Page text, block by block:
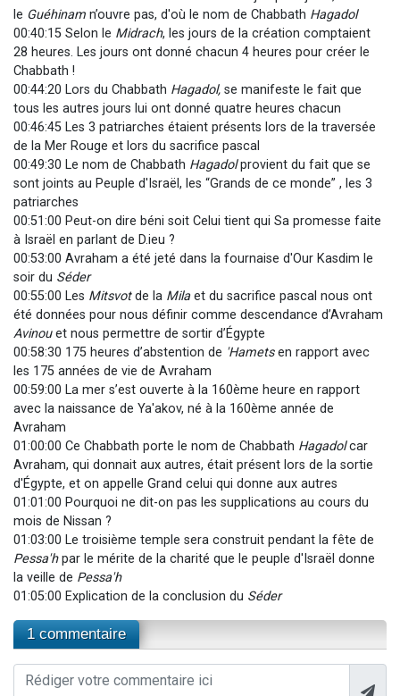
le Guéhinam n’ouvre pas, d'où le nom de Chabbath Hagadol
00:40:15 Selon le Midrach, les jours de la création comptaient
28 heures. Les jours ont donné chacun 4 heures pour créer le
Chabbath !
00:44:20 Lors du Chabbath Hagadol, se manifeste le fait que
tous les autres jours lui ont donné quatre heures chacun
00:46:45 Les 3 patriarches étaient présents lors de la traversée
de la Mer Rouge et lors du sacrifice pascal
00:49:30 Le nom de Chabbath Hagadolprovient du fait que se
sont joints au Peuple d'Israël, les “Grands de ce monde” , les 3
patriarches
00:51:00 Peut-on dire béni soit Celui tient qui Sa promesse faite
à Israël en parlant de D.ieu ?
00:53:00 Avraham a été jeté dans la fournaise d'Our Kasdim le
soir du Séder
00:55:00 Les Mitsvotde la Milaet du sacrifice pascal nous ont
été données pour nous définir comme descendance d’Avraham
Avinouet nous permettre de sortir d’Égypte
00:58:30 175 heures d’abstention de 'Hametsen rapport avec
les 175 années de vie de Avraham
00:59:00 La mer s’est ouverte à la 160ème heure en rapport
avec la naissance de Ya'akov, né à la 160ème année de
Avraham
01:00:00 Ce Chabbath porte le nom de Chabbath Hagadolcar
Avraham, qui donnait aux autres, était présent lors de la sortie
d'Égypte, et on appelle Grand celui qui donne aux autres
01:01:00 Pourquoi ne dit-on pas les supplications au cours du
mois de Nissan ?
01:03:00 Le troisième temple sera construit pendant la fête de
Pessa'hpar le mérite de la charité que le peuple d'Israël donne
la veille de Pessa'h
01:05:00 Explication de la conclusion du Séder
1 commentaire